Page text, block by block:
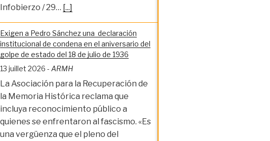
Infobierzo / 29… [...]
Exigen a Pedro Sánchez una declaración
institucional de condena en el aniversario del
golpe de estado del 18 de julio de 1936
13 juillet 2026 - ARMH
La Asociación para la Recuperación de
la Memoria Histórica reclama que
incluya reconocimiento público a
quienes se enfrentaron al fascismo. «Es
una vergüenza que el pleno del